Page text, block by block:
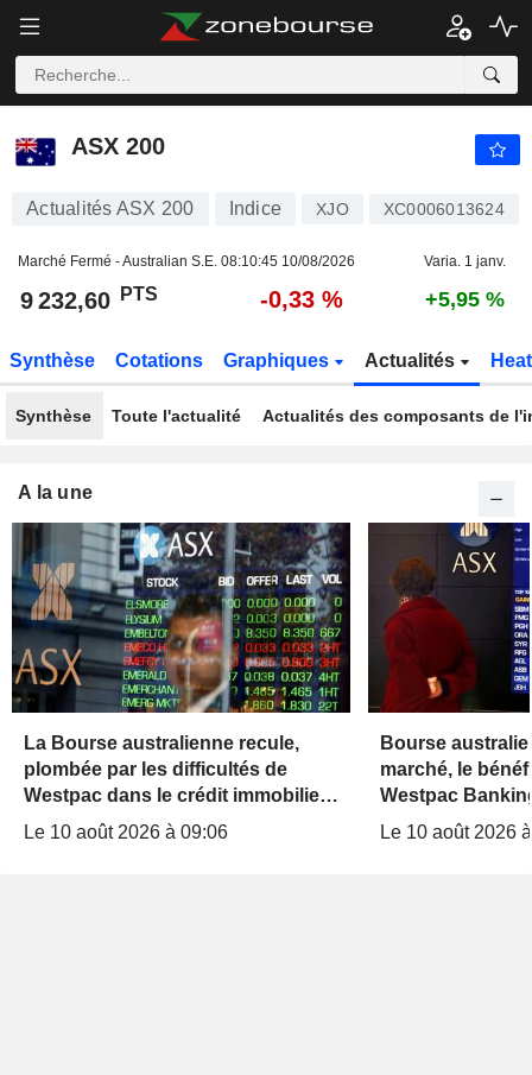
ASX 200
ASX 200
Actualités ASX 200 Indice XJO XC0006013624
Marché Fermé - Australian S.E. 08:10:45 10/08/2026 Varia. 1 janv.
9 232,60 PTS -0,33 % +5,95 %
Synthèse Cotations Graphiques Actualités
Synthèse Toute l'actualité Actualités des composants de
A la une
La Bourse australienne recule,
plombée par les difficultés de
Westpac dans le crédit immobilier ;
l'attention se porte sur la RBA
Le 10 août 2026 à 09:06
Bourse
marché, le
Westpac
trimestre recule
Le 10 août 2026